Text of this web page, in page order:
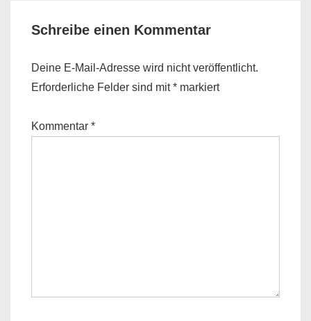
Schreibe einen Kommentar
Deine E-Mail-Adresse wird nicht veröffentlicht.
Erforderliche Felder sind mit* markiert
Kommentar *